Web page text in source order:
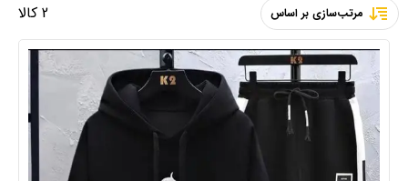
2 کالا
مرتب‌سازی بر اساس